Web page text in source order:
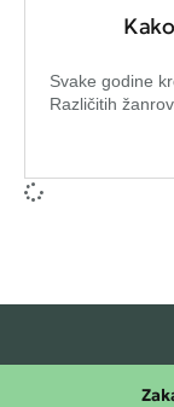
Svake godine
Različitih